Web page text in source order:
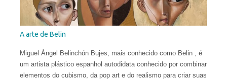
A arte de Belin
Miguel Ángel Belinchón Bujes, mais conhecido como Belin , é
um artista plástico espanhol autodidata conhecido por combinar
elementos do cubismo, da pop art e do realismo para criar suas